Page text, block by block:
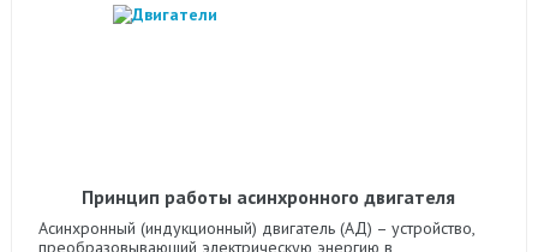
Принцип работы асинхронного двигателя
Асинхронный (индукционный) двигатель (АД) – устройство,
преобразовывающий электрическую энергию в